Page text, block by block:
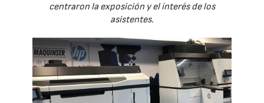
centraron la exposición y el interés de los
asistentes.